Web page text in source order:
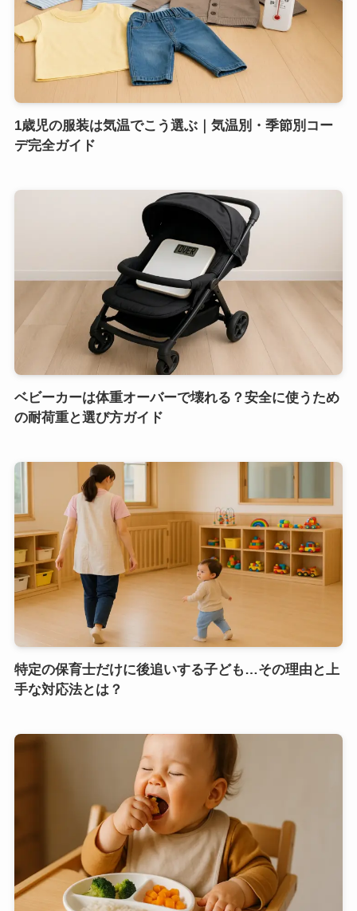
1歳児の服装は気温でこう選ぶ｜気温別・季節別コー
デ完全ガイド
ベビーカーは体重オーバーで壊れる？安全に使うため
の耐荷重と選び方ガイド
特定の保育士だけに後追いする子ども…その理由と上
手な対応法とは？